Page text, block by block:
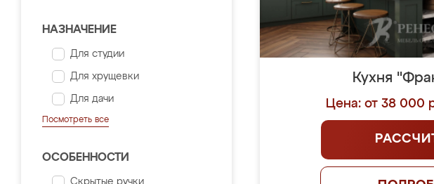
НАЗНАЧЕНИЕ
Для студии
Для хрущевки
Для дачи
Посмотреть все
ОСОБЕННОСТИ
Скрытые ручки
Кухня
Цена: от 38 000